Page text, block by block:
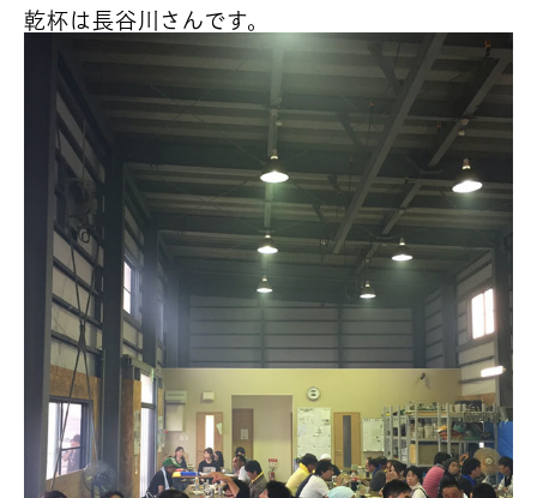
乾杯は長谷川さんです。